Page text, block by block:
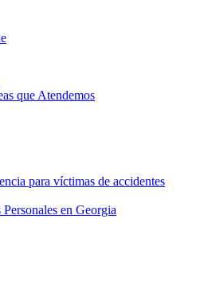
que Atendemos
para víctimas de accidentes
en Georgia